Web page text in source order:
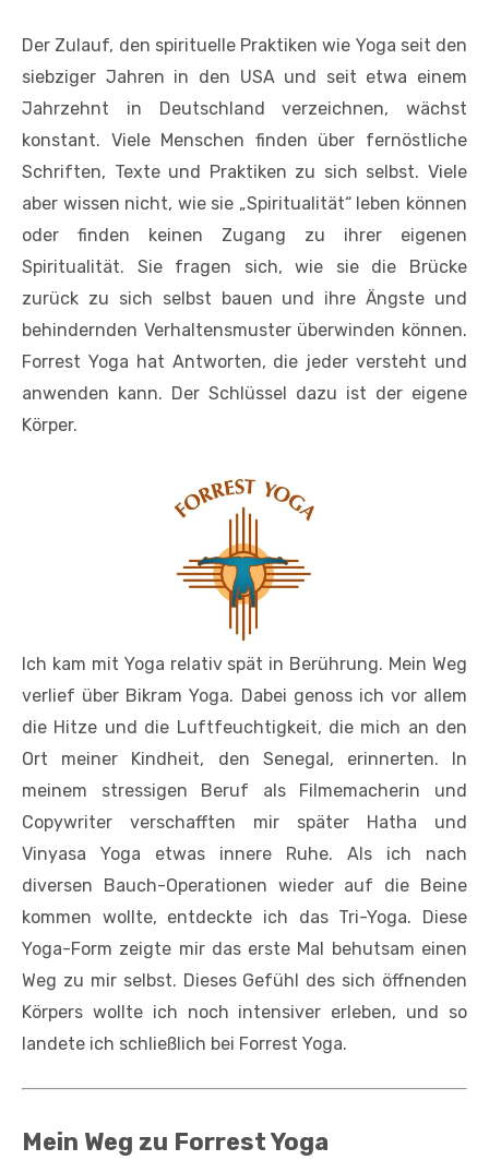
Der Zulauf, den spirituelle Praktiken wie Yoga seit den
siebziger Jahren in den USA und seit etwa einem
Jahrzehnt in Deutschland verzeichnen, wächst
konstant. Viele Menschen finden über fernöstliche
Schriften, Texte und Praktiken zu sich selbst. Viele
aber wissen nicht, wie sie „Spiritualität“ leben können
oder finden keinen Zugang zu ihrer eigenen
Spiritualität. Sie fragen sich, wie sie die Brücke
zurück zu sich selbst bauen und ihre Ängste und
behindernden Verhaltensmuster überwinden können.
Forrest Yoga hat Antworten, die jeder versteht und
anwenden kann. Der Schlüssel dazu ist der eigene
Körper.
Ich kam mit Yoga relativ spät in Berührung. Mein Weg
verlief über Bikram Yoga. Dabei genoss ich vor allem
die Hitze und die Luftfeuchtigkeit, die mich an den
Ort meiner Kindheit, den Senegal, erinnerten. In
meinem stressigen Beruf als Filmemacherin und
Copywriter verschafften mir später Hatha und
Vinyasa Yoga etwas innere Ruhe. Als ich nach
diversen Bauch-Operationen wieder auf die Beine
kommen wollte, entdeckte ich das Tri-Yoga. Diese
Yoga-Form zeigte mir das erste Mal behutsam einen
Weg zu mir selbst. Dieses Gefühl des sich öffnenden
Körpers wollte ich noch intensiver erleben, und so
landete ich schließlich bei Forrest Yoga.
Mein Weg zu Forrest Yoga